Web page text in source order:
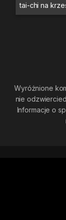
tai-chi na
Wyróżnione
nie
Informacje o